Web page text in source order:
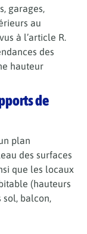
garages,
au
à l’article R.
des
hauteur
de
plan
des surfaces
que les locaux
(hauteurs
sol, balcon,